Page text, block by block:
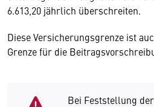
6.613,20 jährlich überschreiten.
Diese Versicherungsgrenze ist
Grenze für die
Bei Feststellung